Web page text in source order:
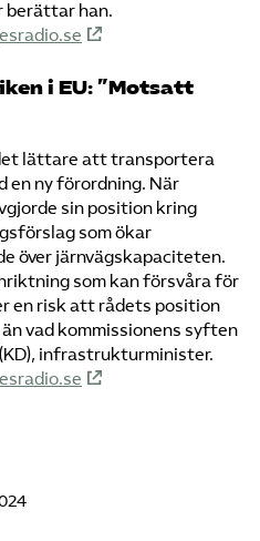
berättar han.
i EU: ”Motsatt
lättare att transportera
en ny förordning. När
sin position kring
som ökar
över järnvägskapaciteten.
som kan försvåra för
en risk att rådets position
vad kommissionens syften
infrastrukturminister.